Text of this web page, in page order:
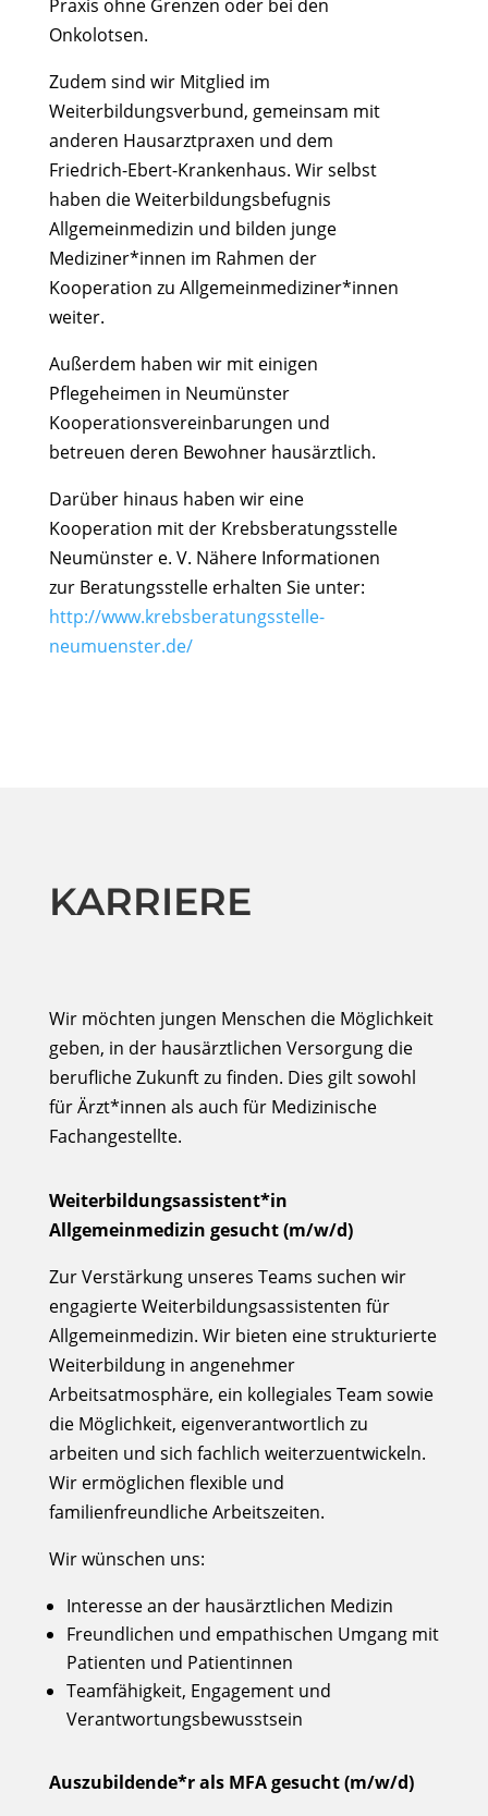
Praxis ohne Grenzen oder bei den
Onkolotsen.
Zudem sind wir Mitglied im
Weiterbildungsverbund, gemeinsam mit
anderen Hausarztpraxen und dem
Friedrich-Ebert-Krankenhaus. Wir selbst
haben die Weiterbildungsbefugnis
Allgemeinmedizin und bilden junge
Mediziner*innen im Rahmen der
Kooperation zu Allgemeinmediziner*innen
weiter.
Außerdem haben wir mit einigen
Pflegeheimen in Neumünster
Kooperationsvereinbarungen und
betreuen deren Bewohner hausärztlich.
Darüber hinaus haben wir eine
Kooperation mit der Krebsberatungsstelle
Neumünster e. V. Nähere Informationen
zur Beratungsstelle erhalten Sie unter:
http://www.krebsberatungsstelle-
neumuenster.de/
KARRIERE
Wir möchten jungen Menschen die Möglichkeit
geben, in der hausärztlichen Versorgung die
berufliche Zukunft zu finden. Dies gilt sowohl
für Ärzt*innen als auch für Medizinische
Fachangestellte.
Weiterbildungsassistent*in
Allgemeinmedizin gesucht (m/w/d)
Zur Verstärkung unseres Teams suchen wir
engagierte Weiterbildungsassistenten für
Allgemeinmedizin. Wir bieten eine strukturierte
Weiterbildung in angenehmer
Arbeitsatmosphäre, ein kollegiales Team sowie
die Möglichkeit, eigenverantwortlich zu
arbeiten und sich fachlich weiterzuentwickeln.
Wir ermöglichen flexible und
familienfreundliche Arbeitszeiten.
Wir wünschen uns:
Interesse an der hausärztlichen Medizin
Freundlichen und empathischen Umgang mit
Patienten und Patientinnen
Teamfähigkeit, Engagement und
Verantwortungsbewusstsein
Auszubildende*r als MFA gesucht (m/w/d)